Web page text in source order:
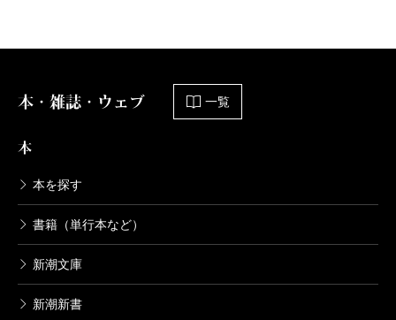
本・雑誌・ウェブ 一覧
本
本を探す
書籍（単行本など）
新潮文庫
新潮新書